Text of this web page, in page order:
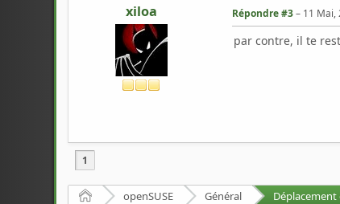
xiloa Répondre #3– 11 Mai,
par contre, il te
1
Accueil openSUSE Général